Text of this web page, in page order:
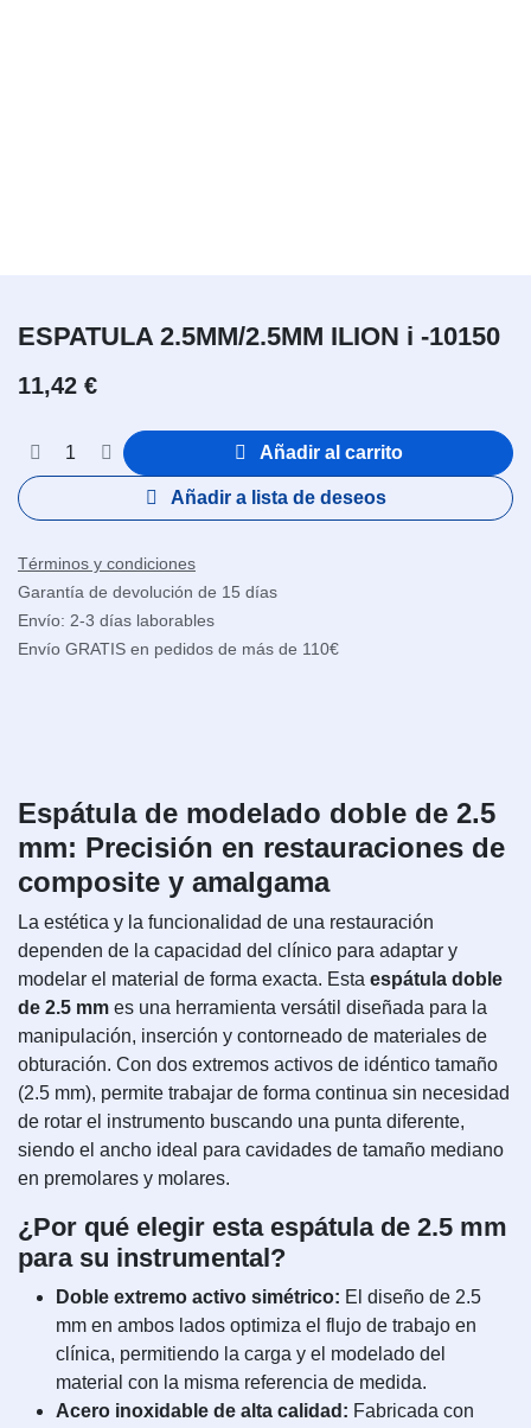
ESPATULA 2.5MM/2.5MM ILION i -10150
11,42 €
Añadir al carrito
Añadir a lista de deseos
Términos y condiciones
Garantía de devolución de 15 días
Envío: 2-3 días laborables
Envío GRATIS en pedidos de más de 110€
Espátula de modelado doble de 2.5
mm: Precisión en restauraciones de
composite y amalgama
La estética y la funcionalidad de una restauración
dependen de la capacidad del clínico para adaptar y
modelar el material de forma exacta. Esta espátula doble
de 2.5 mm es una herramienta versátil diseñada para la
manipulación, inserción y contorneado de materiales de
obturación. Con dos extremos activos de idéntico tamaño
(2.5 mm), permite trabajar de forma continua sin necesidad
de rotar el instrumento buscando una punta diferente,
siendo el ancho ideal para cavidades de tamaño mediano
en premolares y molares.
¿Por qué elegir esta espátula de 2.5 mm
para su instrumental?
Doble extremo activo simétrico: El diseño de 2.5
mm en ambos lados optimiza el flujo de trabajo en
clínica, permitiendo la carga y el modelado del
material con la misma referencia de medida.
Acero inoxidable de alta calidad: Fabricada con